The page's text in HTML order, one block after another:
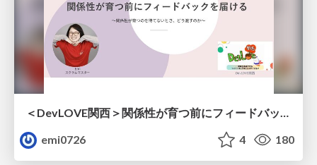
emi0726
4 180